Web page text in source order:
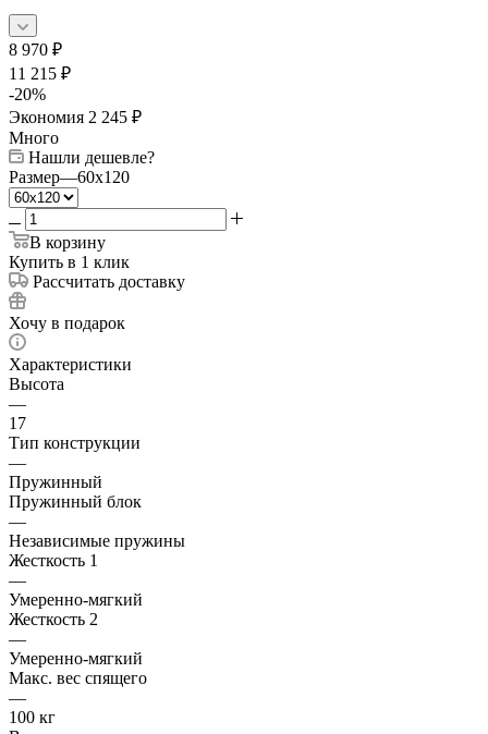
8 970 ₽
11 215 ₽
-20%
Экономия 2 245 ₽
Много
Нашли дешевле?
Размер—60x120
В корзину
Купить в 1 клик
Рассчитать доставку
Хочу в подарок
Характеристики
Высота
—
17
Тип конструкции
—
Пружинный
Пружинный блок
—
Независимые пружины
Жесткость 1
—
Умеренно-мягкий
Жесткость 2
—
Умеренно-мягкий
Макс. вес спящего
—
100 кг